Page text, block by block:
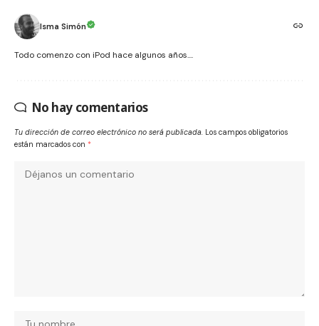
Isma Simón
Todo comenzo con iPod hace algunos años....
No hay comentarios
Tu dirección de correo electrónico no será publicada. Los campos obligatorios
están marcados con *